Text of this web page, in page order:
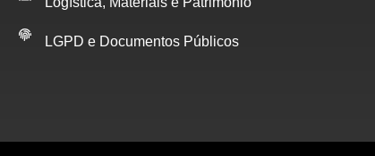
LGPD e Documentos Públicos